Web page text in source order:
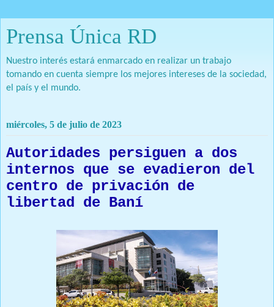
Prensa Única RD
Nuestro interés estará enmarcado en realizar un trabajo
tomando en cuenta siempre los mejores intereses de la sociedad,
el país y el mundo.
miércoles, 5 de julio de 2023
Autoridades persiguen a dos
internos que se evadieron del
centro de privación de
libertad de Baní